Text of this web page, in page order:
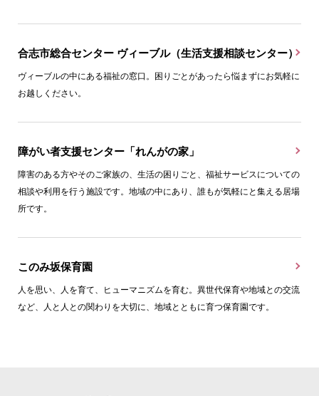
合志市総合センター ヴィーブル（生活支援相談センター）
ヴィーブルの中にある福祉の窓口。困りごとがあったら悩まずにお気軽に
お越しください。
障がい者支援センター「れんがの家」
障害のある方やそのご家族の、生活の困りごと、福祉サービスについての
相談や利用を行う施設です。地域の中にあり、誰もが気軽にと集える居場
所です。
このみ坂保育園
人を思い、人を育て、ヒューマニズムを育む。異世代保育や地域との交流
など、人と人との関わりを大切に、地域とともに育つ保育園です。